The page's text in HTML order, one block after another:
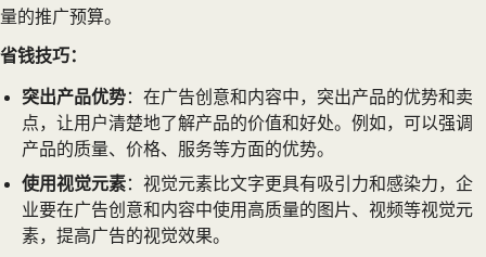
量的推广预算。
省钱技巧：
突出产品优势：在广告创意和内容中，突出产品的优势和卖
点，让用户清楚地了解产品的价值和好处。例如，可以强调
产品的质量、价格、服务等方面的优势。
使用视觉元素：视觉元素比文字更具有吸引力和感染力，企
业要在广告创意和内容中使用高质量的图片、视频等视觉元
素，提高广告的视觉效果。